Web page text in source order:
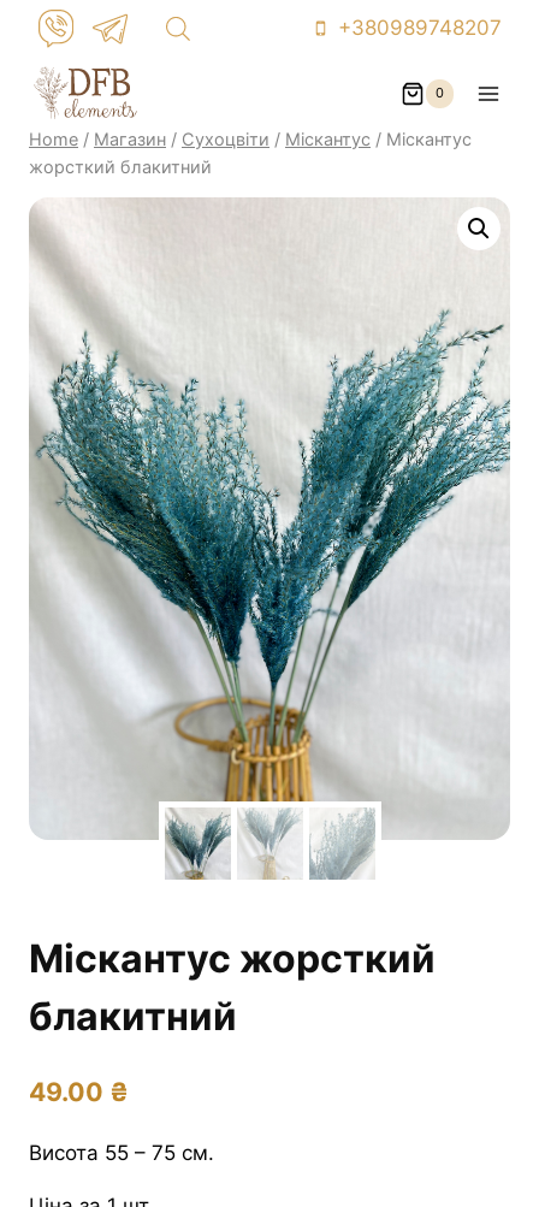
Skip
content
+380989748207
0
Home / Магазин / Сухоцвіти / Міскантус / Міскантус
жорсткий блакитний
Міскантус жорсткий
блакитний
49.00 ₴
Висота 55 – 75 см.